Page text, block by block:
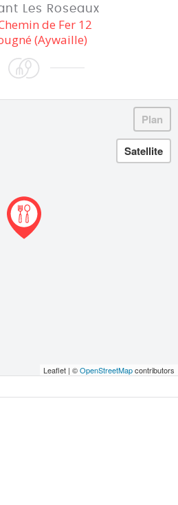
Les Roseaux
de Fer 12
(Aywaille)
Leaflet | ©OpenStreetMapcontributors